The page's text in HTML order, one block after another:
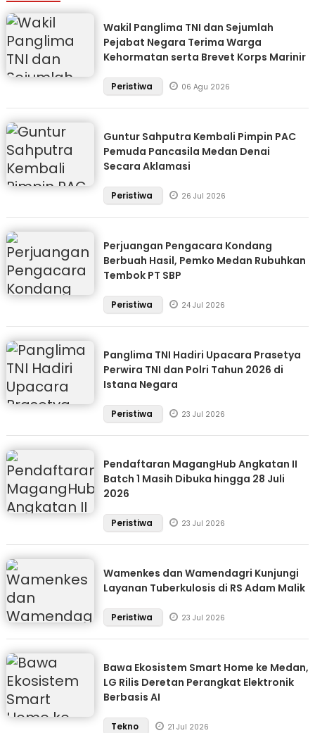
Wakil Panglima TNI dan Sejumlah
Pejabat Negara Terima Warga
Kehormatan serta Brevet Korps Marinir
Peristiwa 06 Agu 2026
Guntur Sahputra Kembali Pimpin PAC
Pemuda Pancasila Medan Denai
Secara Aklamasi
Peristiwa 26 Jul 2026
Perjuangan Pengacara Kondang
Berbuah Hasil, Pemko Medan Rubuhkan
Tembok PT SBP
Peristiwa 24 Jul 2026
Panglima TNI Hadiri Upacara Prasetya
Perwira TNI dan Polri Tahun 2026 di
Istana Negara
Peristiwa 23 Jul 2026
Pendaftaran MagangHub Angkatan II
Batch 1 Masih Dibuka hingga 28 Juli
2026
Peristiwa 23 Jul 2026
Wamenkes dan Wamendagri Kunjungi
Layanan Tuberkulosis di RS Adam Malik
Peristiwa 23 Jul 2026
Bawa Ekosistem Smart Home ke Medan,
LG Rilis Deretan Perangkat Elektronik
Berbasis AI
Tekno 21 Jul 2026